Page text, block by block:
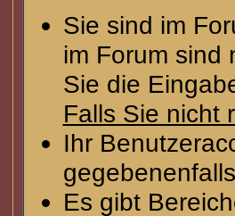
Sie sind im
im Forum sind
Sie die
Falls Sie nicht
Ihr
Es gibt